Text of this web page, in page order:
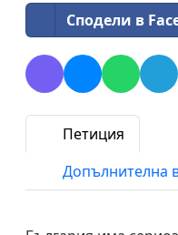
Сподели в
Петиция
Допълнителна